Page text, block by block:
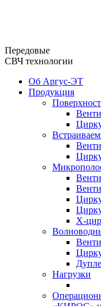
Передовые
СВЧ технологии
Об Аргус-ЭТ
Продукция
Х-
Нагрузки